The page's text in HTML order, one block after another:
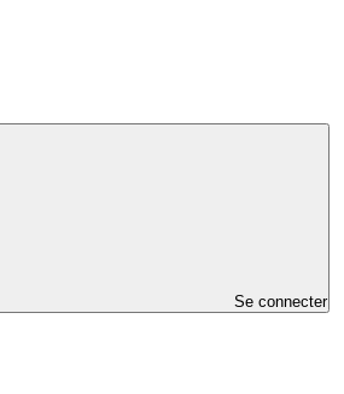
Se connecter